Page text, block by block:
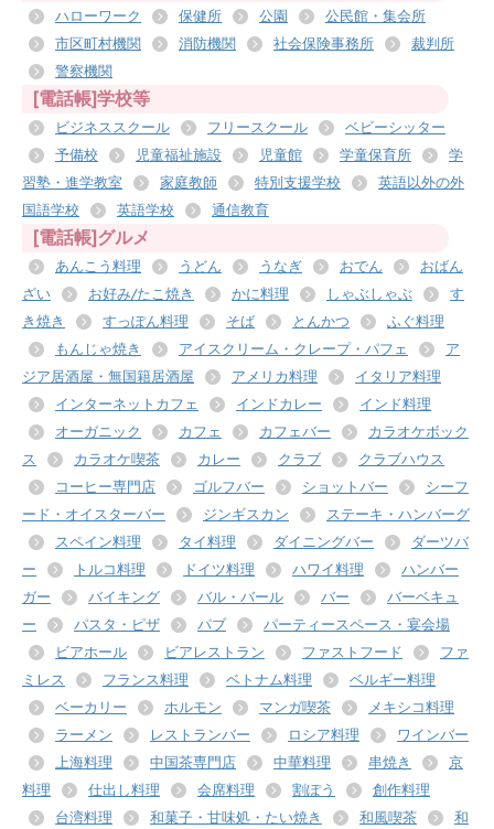
ハローワーク 保健所 公園
公民館・集会所
市区町村機関
消防機関 社会保険事務所
裁判所
警察機関
[電話帳]学校等
ビジネススクール フリースクール
ベビーシッター
予備校
児童福祉施設 児童館 学童保育所
学
習塾・進学教室
家庭教師 特別支援学校
英語以外の外
国語学校
英語学校 通信教育
[電話帳]グルメ
あんこう料理 うどん うなぎ おでん
おばん
ざい
お好み/たこ焼き かに料理 しゃぶしゃぶ
す
き焼き
すっぽん料理 そば とんかつ
ふぐ料理
もんじゃ焼き
アイスクリーム・クレープ・パフェ
ア
ジア居酒屋・無国籍居酒屋
アメリカ料理
イタリア料理
インターネットカフェ
インドカレー
インド料理
オーガニック
カフェ カフェバー
カラオケボック
ス
カラオケ喫茶 カレー クラブ
クラブハウス
コーヒー専門店
ゴルフバー ショットバー
シーフ
ード・オイスターバー
ジンギスカン
ステーキ・ハンバーグ
スペイン料理
タイ料理 ダイニングバー
ダーツバ
ー
トルコ料理 ドイツ料理 ハワイ料理
ハンバー
ガー
バイキング バル・バール バー
バーベキュ
ー
パスタ・ピザ パブ
パーティースペース・宴会場
ビアホール
ビアレストラン ファストフード
ファ
ミレス
フランス料理 ベトナム料理
ベルギー料理
ベーカリー
ホルモン マンガ喫茶
メキシコ料理
ラーメン
レストランバー ロシア料理
ワインバー
上海料理
中国茶専門店 中華料理 串焼き
京
料理
仕出し料理 会席料理 割ぽう
創作料理
台湾料理
和菓子・甘味処・たい焼き 和風喫茶
和